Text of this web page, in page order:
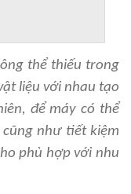
thể thiếu trong
liệu với nhau tạo
để máy có thể
như tiết kiệm
phù hợp với nhu